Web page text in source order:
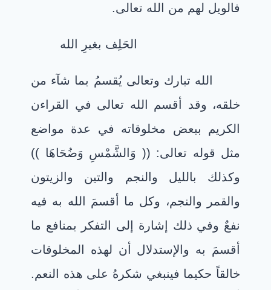
فالويل لهم من الله تعالى.
الحَلِف بغيرِ الله
الله تبارك وتعالى يُقسمُ بما شآء من
خلقه، وقد أقسم الله تعالى في القراءن
الكريم ببعض مخلوقاته في عدة مواضع
مثل قوله تعالى: (( وَالشَّمْسِ وَضُحَاهَا ))
وكذلك بالليل والنجم والتين والزيتون
والقمر والنجم، وكل ما أقسمَ الله به فيه
نفعٌ وفي ذلك إشارة إلى التفكر بمنافع ما
أقسمَ به والإستدلال أن لهذه المخلوقات
خالقاً حكيما فينبغي شكرهُ على هذه النعم.